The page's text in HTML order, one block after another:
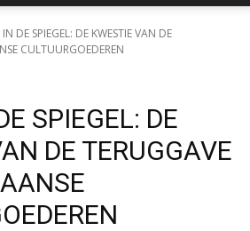
IN DE SPIEGEL: DE KWESTIE VAN DE
CULTUURGOEDEREN
SPIEGEL: DE
DE TERUGGAVE